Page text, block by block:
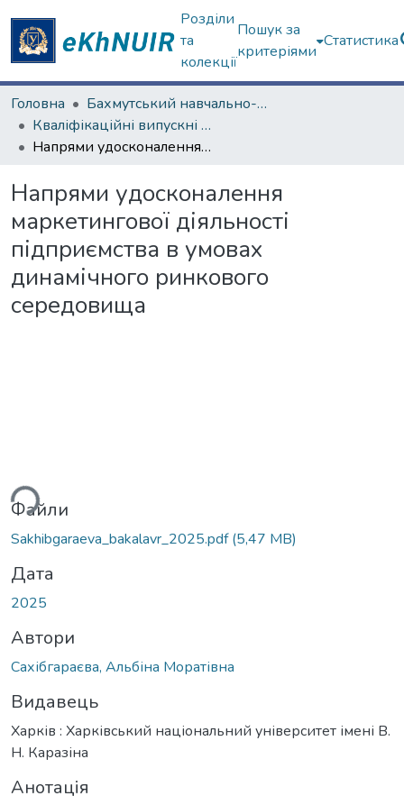
Розділи
та
колекції
Пошук за
критеріями
Статистика
Головна
Бахмутський навчально-науковий професійно-педагогічний інститут
Кваліфікаційні випускні роботи бакалаврів. Бахмутський навчально-науковий професійно-педагогічний інститут
Напрями удосконалення маркетингової діяльності підприємства в умовах динамічного ринкового середовища
Напрями удосконалення
маркетингової діяльності
підприємства в умовах
динамічного ринкового
середовища
Файли
Sakhibgaraeva_bakalavr_2025.pdf(5,47 MB)
Дата
2025
Автори
Сахібгараєва, Альбіна Моратівна
Видавець
Харків : Харківський національний університет імені В.
Н. Каразіна
Анотація